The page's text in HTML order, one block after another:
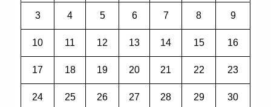
3 4 5 6 7 8 9
10 11 12 13 14 15 16
17 18 19 20 21 22 23
24 25 26 27 28 29 30